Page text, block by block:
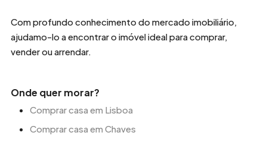
Com profundo conhecimento do mercado imobiliário,
ajudamo-lo a encontrar o imóvel ideal para comprar,
vender ou arrendar.
Onde quer morar?
Comprar casa em Lisboa
Comprar casa em Chaves